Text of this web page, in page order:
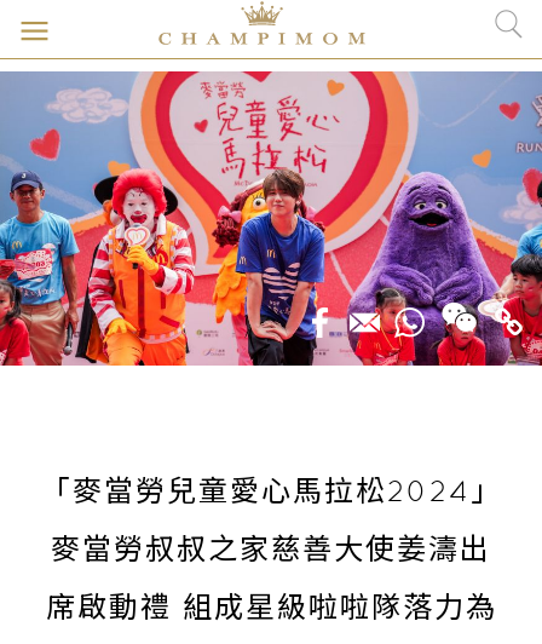
「麥當勞兒童愛心馬拉松2024」
麥當勞叔叔之家慈善大使姜濤出
席啟動禮 組成星級啦啦隊落力為